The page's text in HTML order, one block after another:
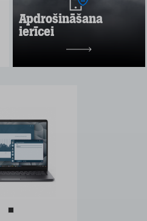
Apdrošināšana
ierīceiUzzināt vairāk